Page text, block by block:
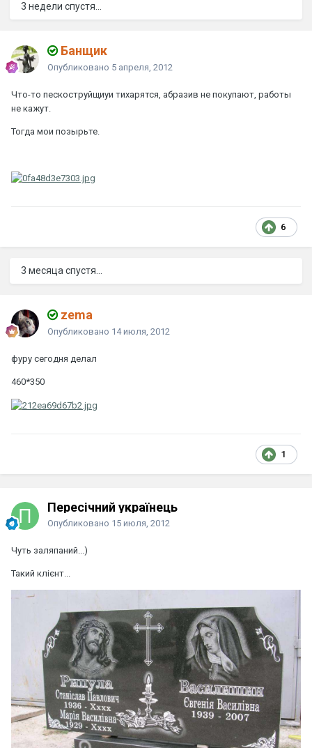
3 недели спустя...
Банщик
Опубликовано 5 апреля, 2012
Что-то пескоструйщиуи тихарятся, абразив не покупают, работы
не кажут.
Тогда мои позырьте.
6
3 месяца спустя...
zema
Опубликовано 14 июля, 2012
фуру сегодня делал
460*350
1
Пересічний українець
Опубликовано 15 июля, 2012
Чуть заляпаний...)
Такий клієнт...